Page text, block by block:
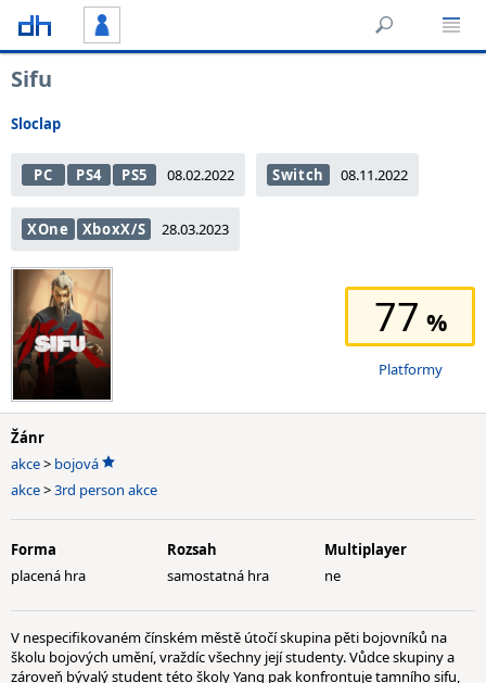
Sifu
Sloclap
PC PS4 PS5 08.02.2022 Switch 08.11.2022
XOne XboxX/S 28.03.2023
77
Platformy
Žánr
akce> bojová
akce>3rd person akce
Forma
placená hra
Rozsah
samostatná hra
Multiplayer
ne
V nespecifikovaném čínském městě útočí skupina pěti bojovníků na
školu bojových umění, vraždíc všechny její studenty. Vůdce skupiny a
zároveň bývalý student této školy Yang pak konfrontuje tamního sifu,